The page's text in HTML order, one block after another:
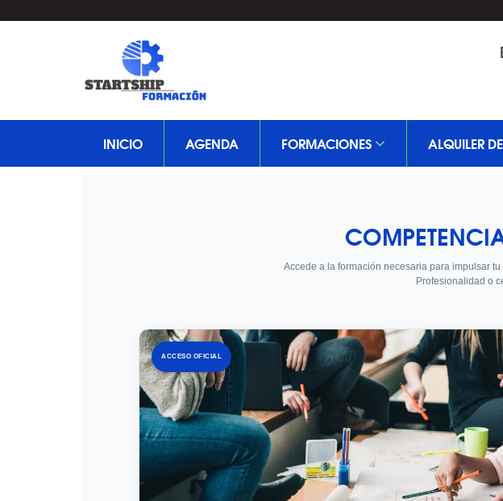
INICIO AGENDA FORMACIONES ALQUILER
Accede a la formación necesaria para impulsar
Profesionalidad o
ACCESO OFICIAL